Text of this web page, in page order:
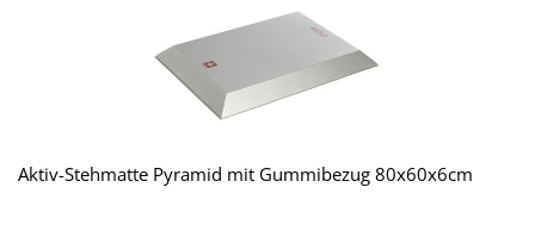
Aktiv-Stehmatte Pyramid mit Gummibezug 80x60x6cm